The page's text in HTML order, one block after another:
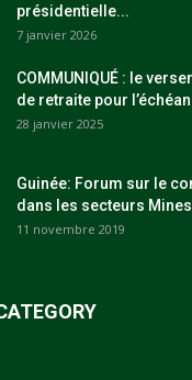
présidentielle...
7 janvier 2026
COMMUNIQUÉ : le
de retraite pour
28 janvier 2025
Guinée: Forum sur le
dans les secteurs
11 novembre 2019